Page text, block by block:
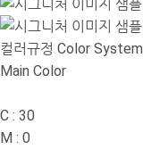
컬러규정 Color System
Main Color
C : 30
M : 0